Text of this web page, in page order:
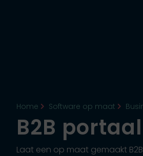
Home Software op maat
B2B
Laat een op maat gemaakt